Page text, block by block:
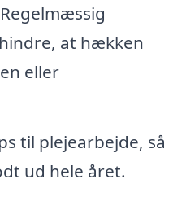
Regelmæssig
at hækken
eller
til plejearbejde, så
ud hele året.